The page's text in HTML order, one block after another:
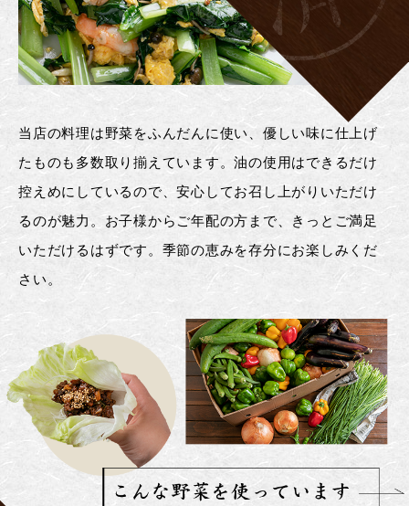
当店の料理は野菜をふんだんに使い、優しい味に仕上げ
たものも多数取り揃えています。油の使用はできるだけ
控えめにしているので、安心してお召し上がりいただけ
るのが魅力。お子様からご年配の方まで、きっとご満足
いただけるはずです。季節の恵みを存分にお楽しみくだ
さい。